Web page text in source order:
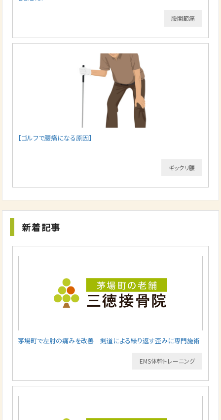
股関節痛
【ゴルフで腰痛になる原因】
ギックリ腰
新着記事
茅場町で左肘の痛みを改善 剣道による繰り返す歪みに専門施術
EMS体幹トレーニング